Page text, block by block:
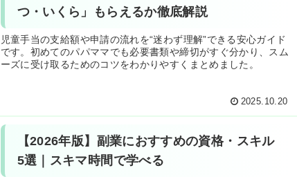
つ・いくら」もらえるか徹底解説
児童手当の支給額や申請の流れを“迷わず理解”できる安心ガイド
です。初めてのパパママでも必要書類や締切がすぐ分かり、スム
ーズに受け取るためのコツをわかりやすくまとめました。
2025.10.20
【2026年版】副業におすすめの資格・スキル
5選｜スキマ時間で学べる